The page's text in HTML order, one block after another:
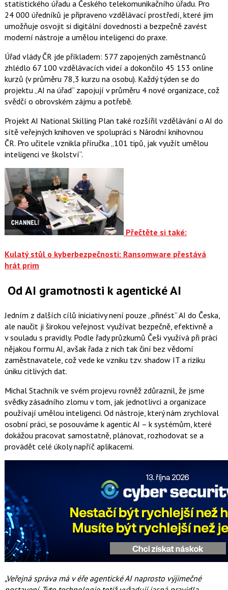
statistického úřadu a Českého telekomunikačního úřadu. Pro
24 000 úředníků je připraveno vzdělávací prostředí, které jim
umožňuje osvojit si digitální dovednosti a bezpečně zavést
moderní nástroje a umělou inteligenci do praxe.
Úřad vlády ČR jde příkladem: 577 zapojených zaměstnanců
zhlédlo 67 100 vzdělávacích videí a dokončilo 45 153 online
kurzů (v průměru 78,3 kurzu na osobu). Každý týden se do
projektu „AI na úřad“ zapojují v průměru 4 nové organizace, což
svědčí o obrovském zájmu a potřebě.
Projekt AI National Skilling Plan také rozšířil vzdělávání o AI do
sítě veřejných knihoven ve spolupráci s Národní knihovnou
ČR. Pro učitele vznikla příručka „101 tipů, jak využít umělou
inteligenci ve školství“.
Přečtěte si také:
Kulatý stůl o kyberbezpečnosti: Ransomware přestává
hrát prim
Od AI gramotnosti k agentické AI
Jedním z dalších cílů iniciativy není pouze „přinést“ AI do Česka,
ale naučit ji širokou veřejnost využívat bezpečně, efektivně a
v souladu s pravidly. Podle řady průzkumů Češi využívá při práci
nějakou formu AI, avšak řada z nich tak činí bez vědomí
zaměstnavatele, což vede ke vzniku tzv. shadow IT a riziku
úniku citlivých dat.
Michal Stachník ve svém projevu rovněž zdůraznil, že jsme
svědky zásadního zlomu v tom, jak jednotlivci a organizace
používají umělou inteligenci. Od nástroje, který nám zrychloval
osobní práci, se posouváme k agentic AI – k systémům, které
dokážou pracovat samostatně, plánovat, rozhodovat se a
provádět celé úkoly napříč aplikacemi.
„Veřejná správa má v éře agentické AI naprosto výjimečné